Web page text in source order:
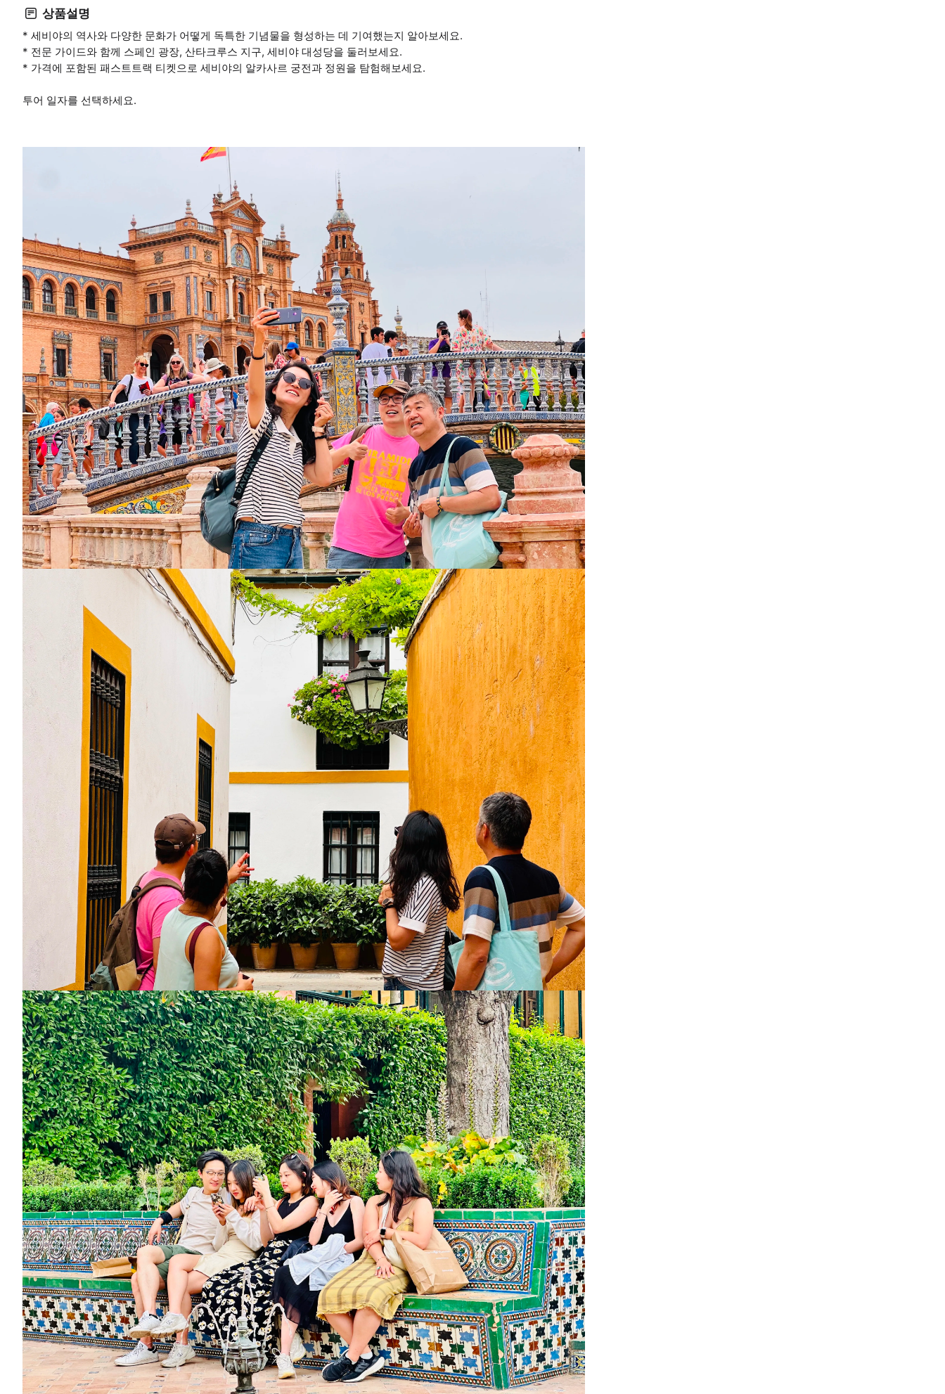
상품설명
* 세비야의 역사와 다양한 문화가 어떻게 독특한 기념물을 형성하는 데 기여했는지 알아보세요.
* 전문 가이드와 함께 스페인 광장, 산타크루스 지구, 세비야 대성당을 둘러보세요.
* 가격에 포함된 패스트트랙 티켓으로 세비야의 알카사르 궁전과 정원을 탐험해보세요.
투어 일자를 선택하세요.